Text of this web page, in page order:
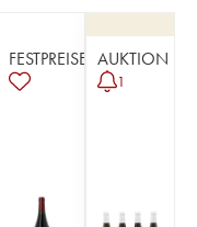
FESTPREISE AUKTION
1